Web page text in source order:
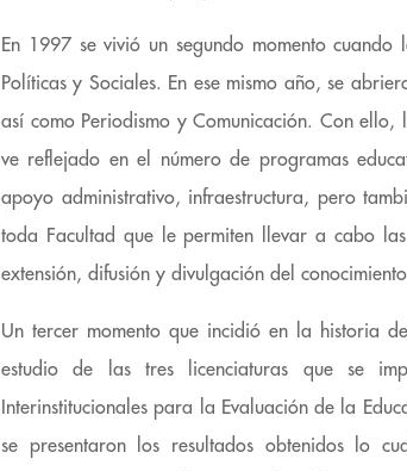
En 1997 se vivió un segundo momento
Políticas y Sociales. En ese mismo año, se
así como Periodismo y Comunicación. Con
ve reflejado en el número de programas
apoyo administrativo, infraestructura, pero
toda Facultad que le permiten llevar a cabo
extensión, difusión y divulgación del
Un tercer momento que incidió en la historia
estudio de las tres licenciaturas que se
Interinstitucionales para la Evaluación de la
se presentaron los resultados obtenidos lo